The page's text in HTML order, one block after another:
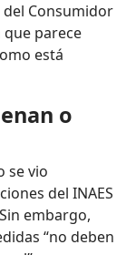
del Consumidor
parece
está
o
se vio
del INAES
embargo,
“no deben